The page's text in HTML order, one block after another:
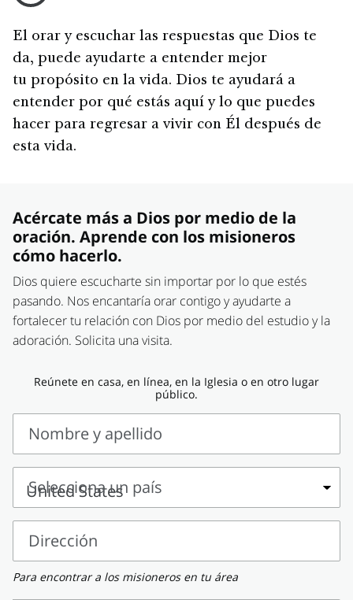
El orar y escuchar las respuestas que Dios te
da, puede ayudarte a entender mejor
tu propósito en la vida. Dios te ayudará a
entender por qué estás aquí y lo que puedes
hacer para regresar a vivir con Él después de
esta vida.
Acércate más a Dios por medio de la
oración. Aprende con los misioneros
cómo hacerlo.
Dios quiere escucharte sin importar por lo que estés
pasando. Nos encantaría orar contigo y ayudarte a
fortalecer tu relación con Dios por medio del estudio y la
adoración. Solicita una visita.
Reúnete en casa, en línea, en la Iglesia o en otro lugar
público.
Nombre y apellido
Nombre
apellido
Selecciona un país
Selecciona
un
país
Dirección
Dirección
Para encontrar a los misioneros en tu área